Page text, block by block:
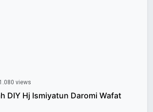
views
DIY Hj Ismiyatun Daromi Wafat